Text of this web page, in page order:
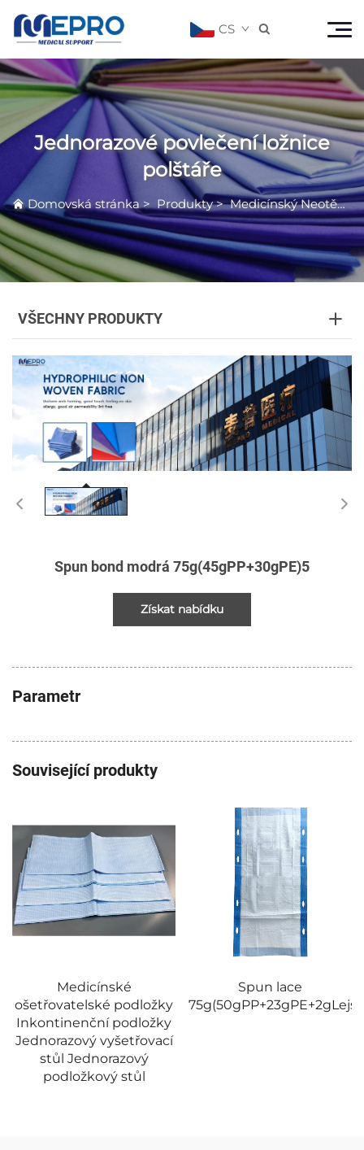
CS 
Jednorazové povlečení ložnice
polštáře
Domovská stránka > Produkty>Medicínský Neotěkavý Produkt
VŠECHNY PRODUKTY
Spun bond modrá 75g(45gPP+30gPE)5
Získat nabídku
Parametr
Související produkty
Medicínské
ošetřovatelské podložky
Inkontinenční podložky
Jednorazový vyšetřovací
stůl Jednorazový
podložkový stůl
Spun lace